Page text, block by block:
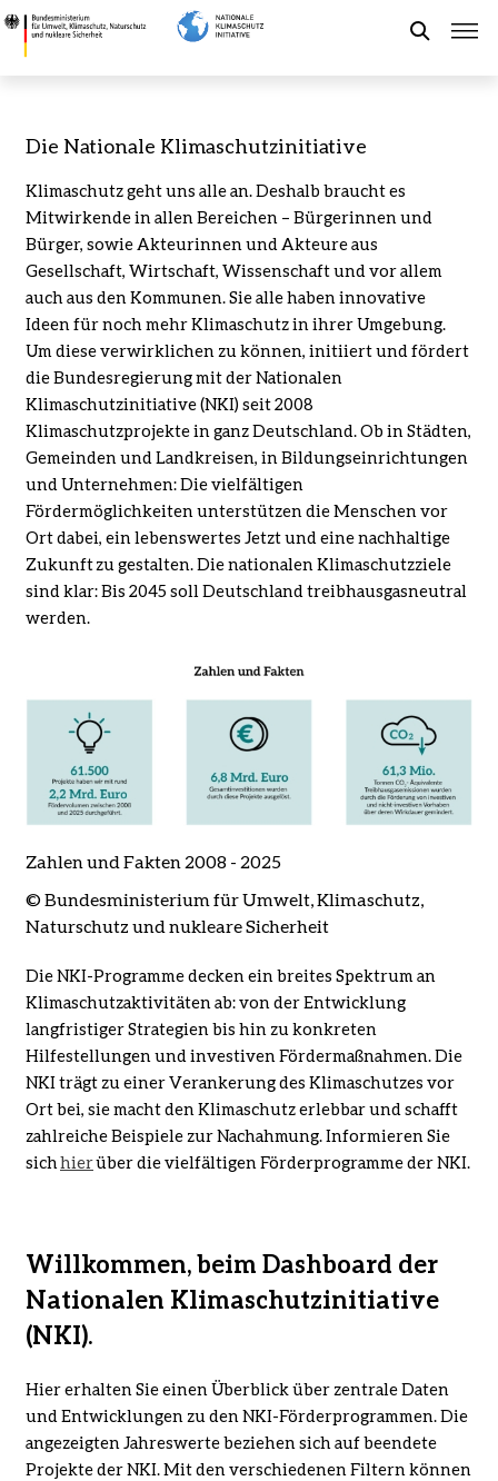
Direkt
zum
Über
die
Bundesministerium
für
Umwelt,
Klimaschutz,
Naturschutz
und
nukleare
Sicherheit
Kommunaler Klimaschutz
Aktuelles
Leichte Sprache
Die Nationale Klimaschutzinitiative
Klimaschutz geht uns alle an. Deshalb braucht es
Mitwirkende in allen Bereichen – Bürgerinnen und
Bürger, sowie Akteurinnen und Akteure aus
Gesellschaft, Wirtschaft, Wissenschaft und vor allem
auch aus den Kommunen. Sie alle haben innovative
Ideen fürnoch mehr Klimaschutzin ihrer Umgebung.
Um diese verwirklichen zu können, initiiert und fördert
die Bundesregierung mit der Nationalen
Klimaschutzinitiative (NKI) seit 2008
Klimaschutzprojekte in ganz Deutschland.Ob in Städten,
Gemeinden und Landkreisen, in Bildungseinrichtungen
und Unternehmen: Dievielfältigen
Fördermöglichkeiten unterstützen die Menschen vor
Ort dabei, ein lebenswertes Jetzt und eine nachhaltige
Zukunftzu gestalten. Die nationalen Klimaschutzziele
sind klar: Bis 2045 soll Deutschland treibhausgasneutral
werden.
Zahlen und Fakten 2008 - 2025
© Bundesministerium für Umwelt, Klimaschutz,
Naturschutz und nukleare Sicherheit
Die NKI-Programme decken ein breites Spektrum an
Klimaschutzaktivitäten ab: von der Entwicklung
langfristiger Strategien bis hin zu konkreten
Hilfestellungen und investiven Fördermaßnahmen. Die
NKI trägt zu einer Verankerung des Klimaschutzes vor
Ort bei, sie macht den Klimaschutz erlebbar und schafft
zahlreiche Beispiele zur Nachahmung. Informieren Sie
sichhierüber die vielfältigen Förderprogramme der NKI.
Willkommen, beim Dashboard der
Nationalen Klimaschutzinitiative
(NKI).
Hier erhalten Sie einen Überblick über zentrale Daten
und Entwicklungen zu den NKI-Förderprogrammen. Die
angezeigten Jahreswerte beziehen sich auf beendete
Projekte der NKI. Mit den verschiedenen Filtern können